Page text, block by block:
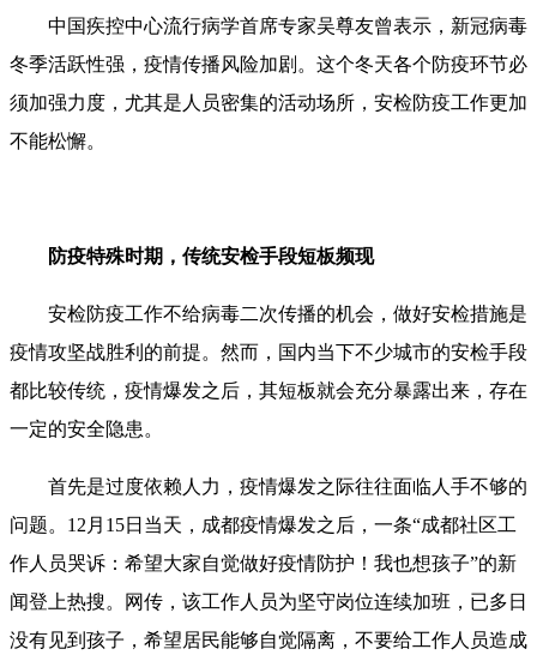
中国疾控中心流行病学首席专家吴尊友曾表示，新冠病毒
冬季活跃性强，疫情传播风险加剧。这个冬天各个防疫环节必
须加强力度，尤其是人员密集的活动场所，安检防疫工作更加
不能松懈。
防疫特殊时期，传统安检手段短板频现
安检防疫工作不给病毒二次传播的机会，做好安检措施是
疫情攻坚战胜利的前提。然而，国内当下不少城市的安检手段
都比较传统，疫情爆发之后，其短板就会充分暴露出来，存在
一定的安全隐患。
首先是过度依赖人力，疫情爆发之际往往面临人手不够的
问题。12月15日当天，成都疫情爆发之后，一条“成都社区工
作人员哭诉：希望大家自觉做好疫情防护！我也想孩子”的新
闻登上热搜。网传，该工作人员为坚守岗位连续加班，已多日
没有见到孩子，希望居民能够自觉隔离，不要给工作人员造成